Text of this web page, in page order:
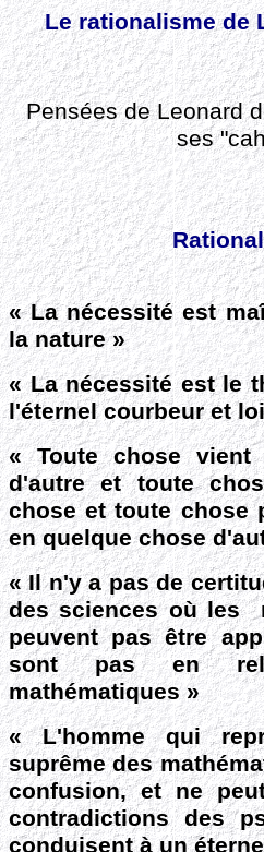
Le rationalisme de
Pensées de Leonard
ses
« La nécessité est
la nature »
« La nécessité est le
l'éternel courbeur et
« Toute chose vient
d'autre et toute
chose et toute chose
en quelque chose
« Il n'y a pas de
des sciences où les
peuvent pas être
sont pas en
mathématiques »
« L'homme qui
suprême des
confusion, et ne
contradictions des
conduisent à un